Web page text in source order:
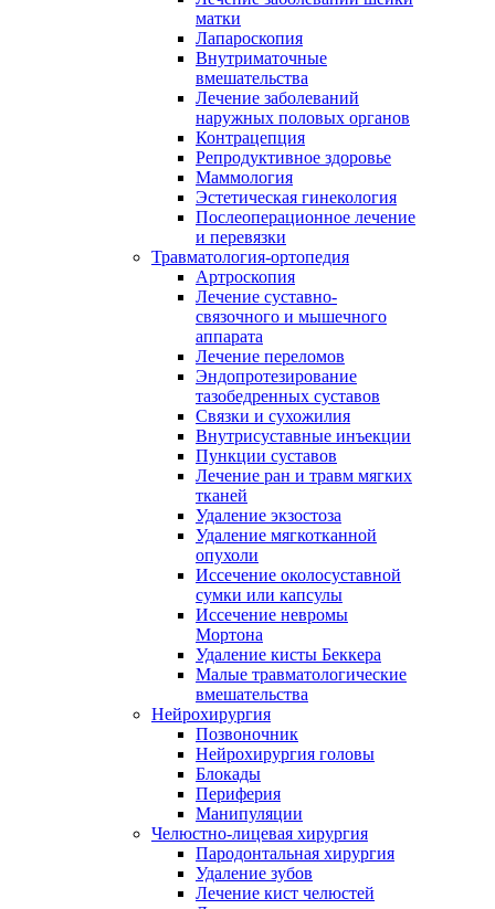
матки
Лапароскопия
Внутриматочные
вмешательства
Лечение заболеваний
наружных половых органов
Контрацепция
Репродуктивное здоровье
Маммология
Эстетическая гинекология
Послеоперационное лечение
и перевязки
Травматология-ортопедия
Артроскопия
Лечение суставно-
связочного и мышечного
аппарата
Лечение переломов
Эндопротезирование
тазобедренных суставов
Связки и сухожилия
Внутрисуставные инъекции
Пункции суставов
Лечение ран и травм мягких
тканей
Удаление экзостоза
Удаление мягкотканной
опухоли
Иссечение околосуставной
сумки или капсулы
Иссечение невромы
Мортона
Удаление кисты Беккера
Малые травматологические
вмешательства
Нейрохирургия
Позвоночник
Нейрохирургия головы
Блокады
Периферия
Манипуляции
Челюстно-лицевая хирургия
Пародонтальная хирургия
Удаление зубов
Лечение кист челюстей